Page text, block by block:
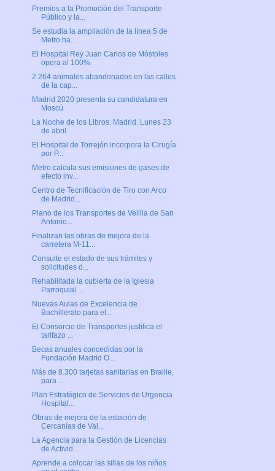
Premios a la Promoción del Transporte
Público y la...
Se estudia la ampliación de la línea 5 de
Metro ha...
El Hospital Rey Juan Carlos de Móstoles
opera al 100%
2.264 animales abandonados en las calles
de la cap...
Madrid 2020 presenta su candidatura en
Moscú
La Noche de los Libros. Madrid. Lunes 23
de abril ...
El Hospital de Torrejón incorpora la Cirugía
por P...
Metro calcula sus emisiones de gases de
efecto inv...
Centro de Tecnificación de Tiro con Arco
de Madrid...
Plano de los Transportes de Velilla de San
Antonio...
Finalizan las obras de mejora de la
carretera M-11...
Consulte el estado de sus trámites y
solicitudes d...
Rehabilitada la cubierta de la Iglesia
Parroquial ...
Nuevas Aulas de Excelencia de
Bachillerato para el...
El Consorcio de Transportes justifica el
tarifazo ...
Becas anuales concedidas por la
Fundación Madrid O...
Más de 8.300 tarjetas sanitarias en Braille,
para ...
Plan Estratégico de Servicios de Urgencia
Hospital...
Obras de mejora de la estación de
Cercanías de Val...
La Agencia para la Gestión de Licencias
de Activid...
Aprende a colocar las sillas de los niños